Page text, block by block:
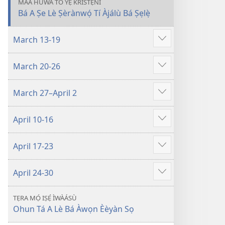
ÒJÍṢẸ́
ÀWA
April
MÁA HÙWÀ TÓ YẸ KRISTẸNI
Bá A Ṣe Lè Ṣèrànwọ́ Tí Àjálù Bá Ṣẹlẹ̀
March 13-19
Fi
èyí
tó
pọ̀
hàn
March 20-26
Fi
èyí
tó
pọ̀
hàn
March 27–April 2
Fi
èyí
tó
pọ̀
hàn
April 10-16
Fi
èyí
tó
pọ̀
hàn
April 17-23
Fi
èyí
tó
pọ̀
April 24-30
Fi
èyí
TẸRA MỌ́ IṢẸ́ ÌWÀÁSÙ
Ohun Tá A Lè Bá Àwọn Èèyàn Sọ